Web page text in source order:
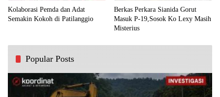
Kolaborasi Pemda dan Adat
Semakin Kokoh di Patilanggio
Berkas Perkara Sianida Gorut
Masuk P-19,Sosok Ko Lexy Masih
Misterius
Popular Posts